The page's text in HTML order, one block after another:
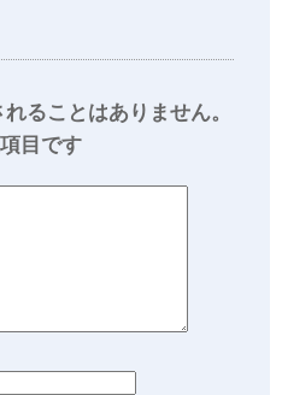
ることはありません。
目です